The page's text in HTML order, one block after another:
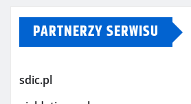
PARTNERZY SERWISU
sdic.pl